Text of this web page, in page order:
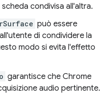
condivisa all'altra.
può essere
di condividere la
modo si evita l'effetto
garantisce che Chrome
audio pertinente.